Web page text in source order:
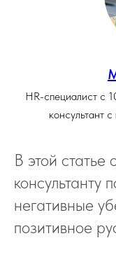
HR-специалист с
консультант
В этой
консультанту
негативные
позитивное